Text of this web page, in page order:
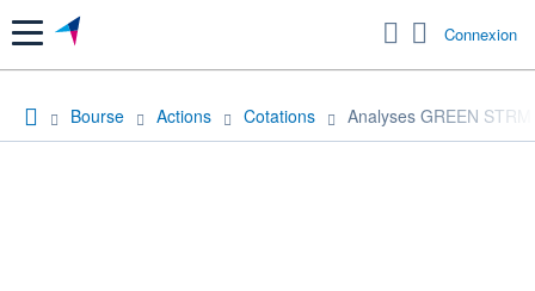
Menu Connexion
Bourse Actions Cotations Analyses GREEN